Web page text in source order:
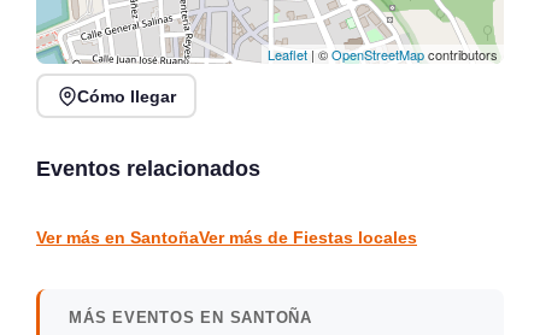
Leaflet | ©OpenStreetMapcontributors
Cómo llegar
Eventos relacionados
Fiestas de las Nieves en
San Vicente de la Barquera
Ver más en SantoñaVer más de Fiestas locales
MÁS EVENTOS EN SANTOÑA